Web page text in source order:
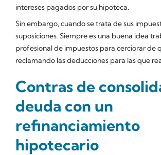
intereses pagados por su hipoteca.
Sin embargo, cuando se trata de sus
suposiciones. Siempre es una buena idea
profesional de impuestos para cerciorar de
reclamando las deducciones para las que
Contras de
deuda con un
refinanciamiento
hipotecario